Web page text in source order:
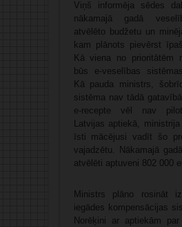
Viņš informēja sēdes
nākamajā gadā
atvēlēto budžetu un
kam plānots pievērst
Kā viena no prioritātēm
būs e-veselības
Kā pauda ministrs,
sistēma nav tādā
e-recepte vēl nav
Latvijas aptiekā,
īsti mācējusi vadīt šo
vajadzētu. Nākamajā
atvēlēti aptuveni 802 000
Ministrs plāno rosināt
iegādes kompensācijas
Norēķini ar aptiekām par